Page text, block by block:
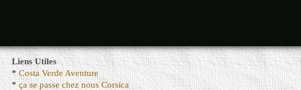
Liens Utiles
*Costa Verde Aventure
* ça se passe chez nous Corsica